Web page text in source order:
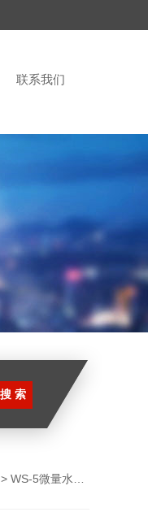
联系我们
> WS-5微量水分测定仪